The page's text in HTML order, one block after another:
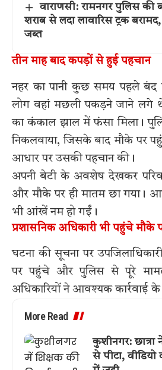
वाराणसी: रामनगर पुलिस की
शराब से लदा लावारिस ट्रक
जब्त
तीन माह बाद कपड़ों से हुई पहचान
नहर का पानी कुछ समय पहले बंद
लोग वहां मछली पकड़ने जाने लगे
का कंकाल झाल में फंसा मिला।
निकलवाया, जिसके बाद मौके पर
आधार पर उसकी पहचान की।
अपनी बेटी के अवशेष देखकर
और मौके पर ही मातम छा गया।
भी आंखें नम हो गईं।
प्रशासनिक अधिकारी भी पहुंचे मौके
घटना की सूचना पर
पर पहुंचे और पुलिस से पूरे
अधिकारियों ने आवश्यक कार्रवाई के
More Read
कुशीनगर: छात्रा
से पीटा,